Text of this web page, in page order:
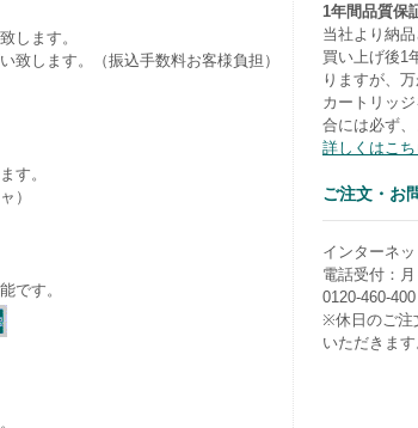
します。
致します。（振込手数料お客様負担）
す。
）
です。
1年間品質保
当社より納
買い上げ後1
りますが、
カートリッ
合には必ず、
詳しくはこち
ご注文・お
インターネ
電話受付：
0120-460-
※休日のご注
いただきます